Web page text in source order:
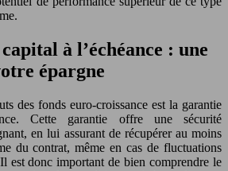
à l’échéance : une
épargne
des fonds euro-croissance est la garantie
Cette garantie offre une sécurité
en lui assurant de récupérer au moins
du contrat, même en cas de fluctuations
est donc important de bien comprendre le